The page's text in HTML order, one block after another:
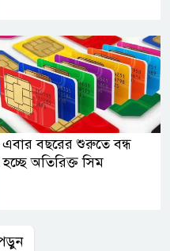
এবার বছরের শুরুতে বন্ধ
হচ্ছে অতিরিক্ত সিম